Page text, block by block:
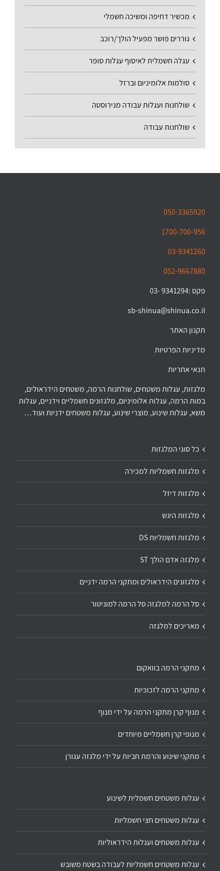
מכשיר דחיפה ומשיכה חשמלי
גוררים פושר מפעיל הולך/רוכב
עגלה חשמלית לאיסוף עגלות סופר
סולמות אלומיניום וברזל
שולחנות ועגלות עבודה מנירוסטה
שולחנות עבודה
050-3365920
1700-700-956
03-9341260
052-9667880
פקס :9341294 -03
sb-shinua@shinua.co.il
תקנון האתר
מדיניות הפרטיות
תנאי אחריות
מלגזות, עגלות משטחים, שולחנות הרמה, משטחים הידראולים,
במות הרמה, עגלות אלומיניום, מלגזונים חשמליים וידניים, עגלות
משא, עגלות שינוע, מוצרי שינוע, עגלות משטחים ידניות ועוד…
כל סוגי המלגזות
מלגזות חשמליות למכירה
מלגזות דיזל
מלגזות היגש
מלגזות חשמליות DS
מלגזה אדם הולך ST
מלגזונים הידראולים ומתקני הרמה ידניים
סל הרמה למלגזה סל הרמה למוניטור
מאריכים למלגזה
מתקני הרמה בוואקום
מתקני הרמה לזכוכיות
מנוף קרן מתקני הרמה על ידי מנוף
מנופי קרן חשמליים מיוחדים
מתקני שינוע והרמת חביות על ידי מלגזה עגורן
עגלות משטחים חשמלית לשינוע
עגלות משטחים חצי חשמליות
עגלות משטחים ועגלות הידראוליות
עגלות משטחים חשמליות לעבודה בשטח משובש